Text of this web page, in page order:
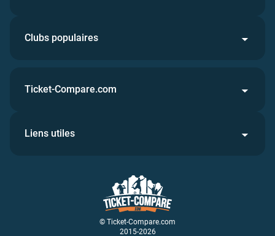
Clubs populaires
© Ticket-Compare.com
2015-2026
Ticket-Compare.com
Liens utiles